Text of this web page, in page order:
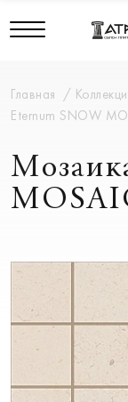
Главная
Eternum SNOW